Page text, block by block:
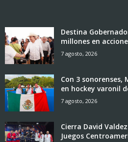
Destina
millones en
7 agosto, 2026
Con 3 sonorenses,
en hockey varonil
7 agosto, 2026
Cierra David
Juegos